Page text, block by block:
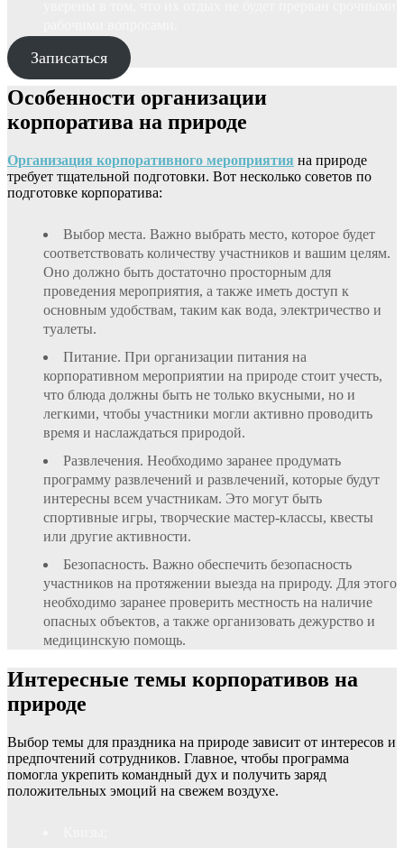
Записаться
Особенности организации
корпоратива на природе
Организация корпоративного мероприятия на природе
требует тщательной подготовки. Вот несколько советов по
подготовке корпоратива:
Выбор места. Важно выбрать место, которое будет
соответствовать количеству участников и вашим целям.
Оно должно быть достаточно просторным для
проведения мероприятия, а также иметь доступ к
основным удобствам, таким как вода, электричество и
туалеты.
Питание. При организации питания на
корпоративном мероприятии на природе стоит учесть,
что блюда должны быть не только вкусными, но и
легкими, чтобы участники могли активно проводить
время и наслаждаться природой.
Развлечения. Необходимо заранее продумать
программу развлечений и развлечений, которые будут
интересны всем участникам. Это могут быть
спортивные игры, творческие мастер-классы, квесты
или другие активности.
Безопасность. Важно обеспечить безопасность
участников на протяжении выезда на природу. Для этого
необходимо заранее проверить местность на наличие
опасных объектов, а также организовать дежурство и
медицинскую помощь.
Интересные темы корпоративов на
природе
Выбор темы для праздника на природе зависит от интересов и
предпочтений сотрудников. Главное, чтобы программа
помогла укрепить командный дух и получить заряд
положительных эмоций на свежем воздухе.